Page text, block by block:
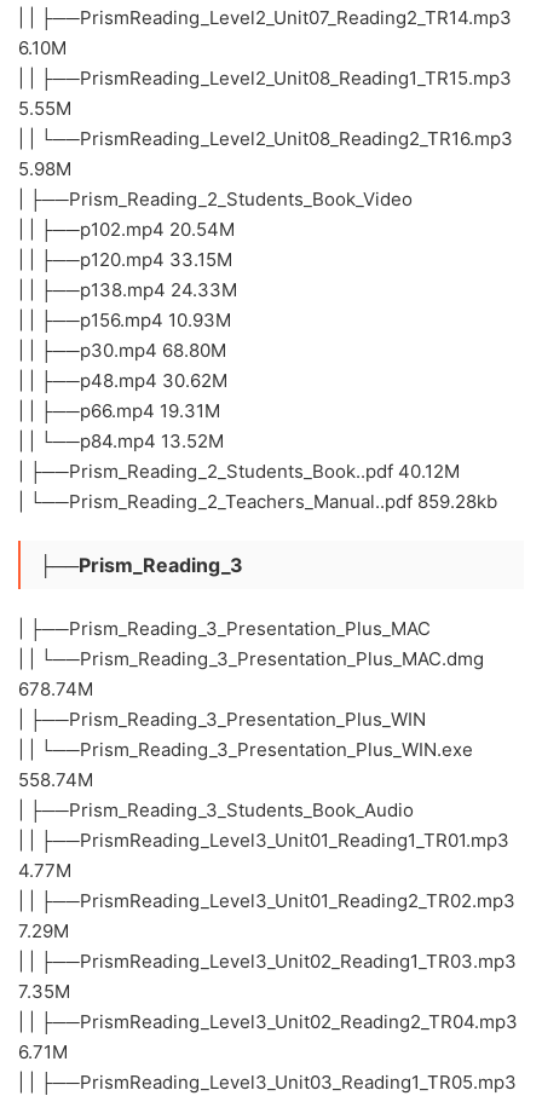
| | ├──PrismReading_Level2_Unit07_Reading2_TR14.mp3
6.10M
| | ├──PrismReading_Level2_Unit08_Reading1_TR15.mp3
5.55M
| | └──PrismReading_Level2_Unit08_Reading2_TR16.mp3
5.98M
| ├──Prism_Reading_2_Students_Book_Video
| | ├──p102.mp4 20.54M
| | ├──p120.mp4 33.15M
| | ├──p138.mp4 24.33M
| | ├──p156.mp4 10.93M
| | ├──p30.mp4 68.80M
| | ├──p48.mp4 30.62M
| | ├──p66.mp4 19.31M
| | └──p84.mp4 13.52M
| ├──Prism_Reading_2_Students_Book..pdf 40.12M
| └──Prism_Reading_2_Teachers_Manual..pdf 859.28kb
├──Prism_Reading_3
| ├──Prism_Reading_3_Presentation_Plus_MAC
| | └──Prism_Reading_3_Presentation_Plus_MAC.dmg
678.74M
| ├──Prism_Reading_3_Presentation_Plus_WIN
| | └──Prism_Reading_3_Presentation_Plus_WIN.exe
558.74M
| ├──Prism_Reading_3_Students_Book_Audio
| | ├──PrismReading_Level3_Unit01_Reading1_TR01.mp3
4.77M
| | ├──PrismReading_Level3_Unit01_Reading2_TR02.mp3
7.29M
| | ├──PrismReading_Level3_Unit02_Reading1_TR03.mp3
7.35M
| | ├──PrismReading_Level3_Unit02_Reading2_TR04.mp3
6.71M
| | ├──PrismReading_Level3_Unit03_Reading1_TR05.mp3